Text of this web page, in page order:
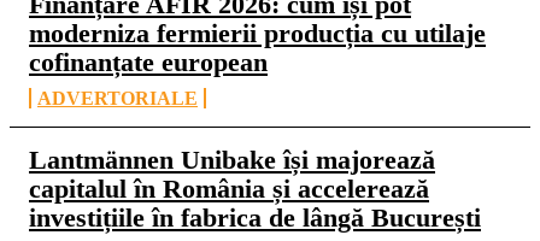
moderniza fermierii producția cu utilaje
cofinanțate european
ADVERTORIALE
Lantmännen Unibake își majorează
capitalul în România și accelerează
investițiile în fabrica de lângă București